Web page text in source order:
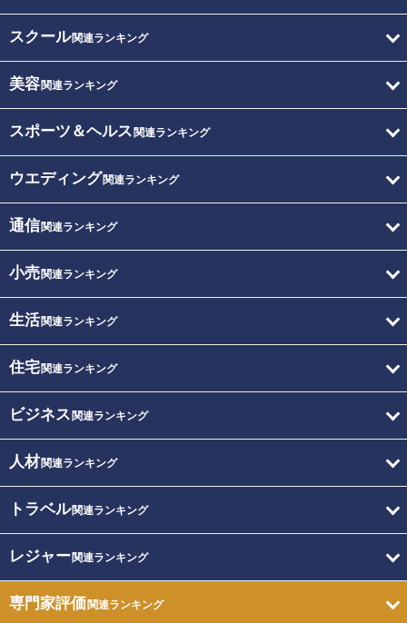
スクール関連ランキング
美容関連ランキング
スポーツ＆ヘルス 関連ランキング
ウエディング関連ランキング
通信関連ランキング
小売関連ランキング
生活関連ランキング
住宅関連ランキング
ビジネス 関連ランキング
人材関連ランキング
トラベル関連ランキング
レジャー関連ランキング
専門家評価関連ランキング